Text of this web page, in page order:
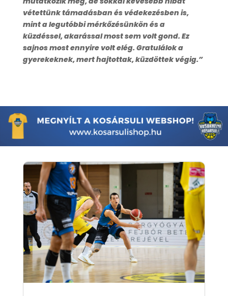
vétettünk támadásban és védekezésben is,
mint a legutóbbi mérkőzésünkön és a
küzdéssel, akarással most sem volt gond. Ez
sajnos most ennyire volt elég. Gratulálok a
gyerekeknek, mert hajtottak, küzdöttek végig.”